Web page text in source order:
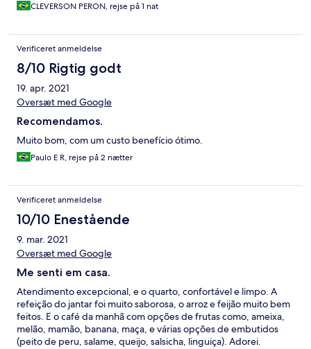
CLEVERSON PERON, rejse på 1 nat
Verificeret anmeldelse
8/10 Rigtig godt
19. apr. 2021
Oversæt med Google
Recomendamos.
Muito bom, com um custo benefício ótimo.
Paulo E R, rejse på 2 nætter
Verificeret anmeldelse
10/10 Enestående
9. mar. 2021
Oversæt med Google
Me senti em casa.
Atendimento excepcional, e o quarto, confortável e limpo. A
refeição do jantar foi muito saborosa, o arroz e feijão muito bem
feitos. E o café da manhã com opções de frutas como, ameixa,
melão, mamão, banana, maça, e várias opções de embutidos
(peito de peru, salame, queijo, salsicha, linguiça). Adorei.